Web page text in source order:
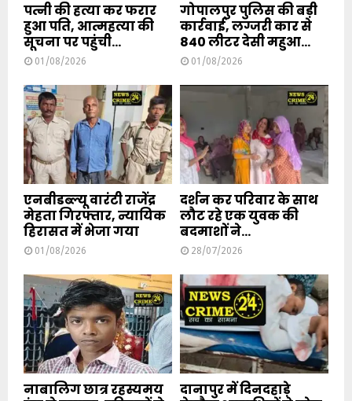
पत्नी की हत्या कर फरार
हुआ पति, आत्महत्या की
सूचना पर पहुंची...
01/08/2026
गोपालपुर पुलिस की बड़ी
कार्रवाई, लग्जरी कार से
840 लीटर देसी महुआ...
01/08/2026
एनबीडब्ल्यू वारंटी राजेंद्र
मेहता गिरफ्तार, न्यायिक
हिरासत में भेजा गया
01/08/2026
दर्शन कर परिवार के साथ
लौट रहे एक युवक की
बदमाशों ने...
28/07/2026
नाबालिग छात्र रहस्यमय
दानापुर में दिनदहाड़े